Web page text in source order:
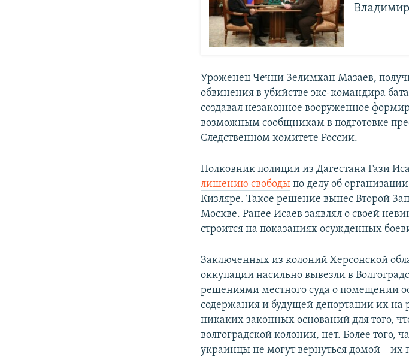
Уроженец Чечни Зелимхан Мазаев,
обвинения в убийстве экс-командира
создавал незаконное вооруженное
возможным сообщникам в подготовке
Следственном комитете России.
Полковник полиции из Дагестана Гази
лишению свободы по делу об
Кизляре. Такое решение вынес Второй
Москве. Ранее Исаев заявлял о своей
строится на показаниях осужденных
Заключенных из колоний Херсонской
оккупации насильно вывезли в
решениями местного суда о помещении
содержания и будущей депортации их
никаких законных оснований для того,
волгоградской колонии, нет. Более того,
украинцы не могут вернуться домой – их